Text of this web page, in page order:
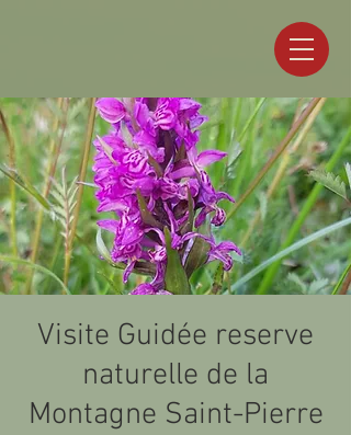
Visite Guidée reserve
naturelle de la
Montagne Saint-Pierre